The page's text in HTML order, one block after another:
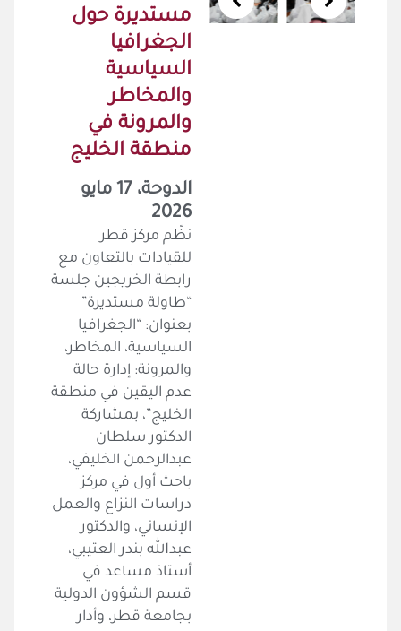
مستديرة حول
الجغرافيا
السياسية
والمخاطر
والمرونة في
منطقة الخليج
الدوحة، 17 مايو
2026
نظّم مركز قطر
للقيادات بالتعاون مع
رابطة الخريجين جلسة
“طاولة مستديرة”
بعنوان: “الجغرافيا
السياسية، المخاطر،
والمرونة: إدارة حالة
عدم اليقين في منطقة
الخليج”، بمشاركة
الدكتور سلطان
عبدالرحمن الخليفي،
باحث أول في مركز
دراسات النزاع والعمل
الإنساني، والدكتور
عبدالله بندر العتيبي،
أستاذ مساعد في
قسم الشؤون الدولية
بجامعة قطر، وأدار